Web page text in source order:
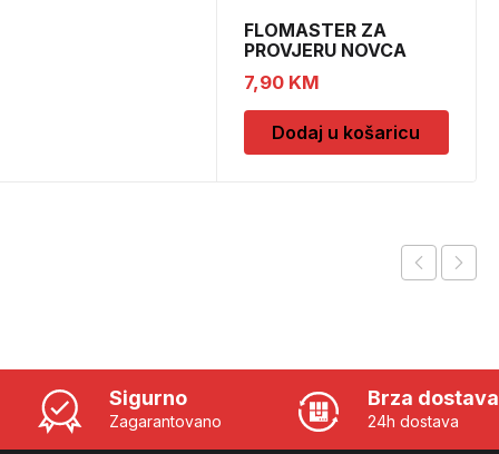
FLOMASTER ZA
PROVJERU NOVCA
SAFESCAN 30
7,90 KM
Dodaj u košaricu
Sigurno
Zagarantovano
Brza dostava
24h dostava